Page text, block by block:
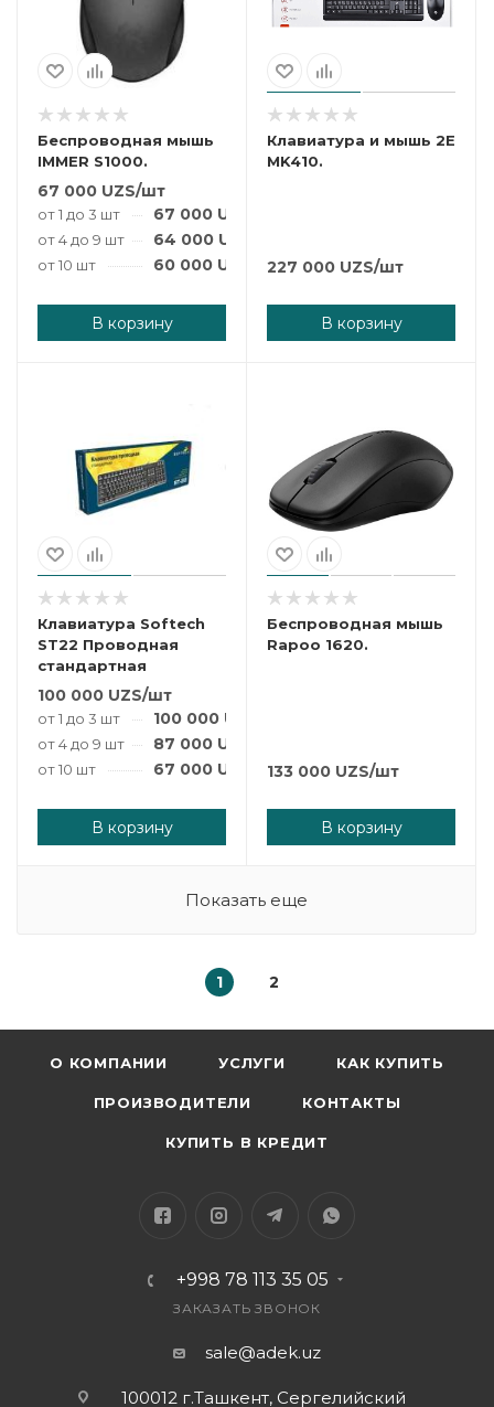
Беспроводная мышь
IMMER S1000.
67 000 UZS/шт
от 1 до 3 шт 67 000UZS
от 4 до 9 шт 64 000UZS
от 10 шт 60 000UZS /шт
В корзину
Клавиатура и мышь 2E
MK410.
227 000 UZS/шт
В корзину
Клавиатура Softech
ST22 Проводная
стандартная
100 000 UZS/шт
от 1 до 3 шт 100 000UZS
от 4 до 9 шт 87 000UZS
от 10 шт 67 000UZS /шт
В корзину
Беспроводная мышь
Rapoo 1620.
133 000 UZS/шт
В корзину
Показать еще
1 2
О КОМПАНИИ УСЛУГИ КАК КУПИТЬ
ПРОИЗВОДИТЕЛИ КОНТАКТЫ
КУПИТЬ В КРЕДИТ
+998 78 113 35 05
ЗАКАЗАТЬ ЗВОНОК
sale@adek.uz
100012 г.Ташкент, Сергелийский